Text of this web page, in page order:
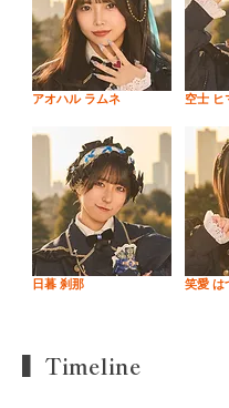
アオハル ラムネ
日暮 刹那
空士 ヒ
笑愛 は
▍Timeline